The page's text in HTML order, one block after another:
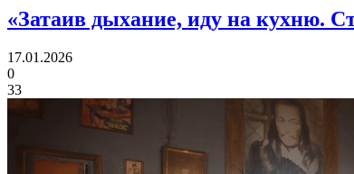
«Затаив дыхание, иду на кухню.
17.01.2026
0
33